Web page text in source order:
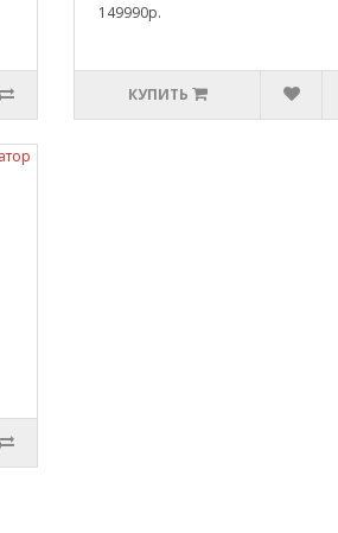
149990р.
КУПИТЬ